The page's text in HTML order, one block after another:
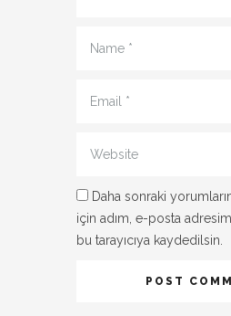
Name *
Email *
Website
Daha sonraki
için adım, e-posta
bu tarayıcıya kaydedilsin.